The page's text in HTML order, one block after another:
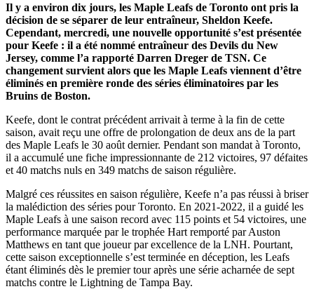
Il y a environ dix jours, les Maple Leafs de Toronto ont pris la
décision de se séparer de leur entraîneur, Sheldon Keefe.
Cependant, mercredi, une nouvelle opportunité s’est présentée
pour Keefe : il a été nommé entraîneur des Devils du New
Jersey, comme l’a rapporté Darren Dreger de TSN. Ce
changement survient alors que les Maple Leafs viennent d’être
éliminés en première ronde des séries éliminatoires par les
Bruins de Boston.
Keefe, dont le contrat précédent arrivait à terme à la fin de cette
saison, avait reçu une offre de prolongation de deux ans de la part
des Maple Leafs le 30 août dernier. Pendant son mandat à Toronto,
il a accumulé une fiche impressionnante de 212 victoires, 97 défaites
et 40 matchs nuls en 349 matchs de saison régulière.
Malgré ces réussites en saison régulière, Keefe n’a pas réussi à briser
la malédiction des séries pour Toronto. En 2021-2022, il a guidé les
Maple Leafs à une saison record avec 115 points et 54 victoires, une
performance marquée par le trophée Hart remporté par Auston
Matthews en tant que joueur par excellence de la LNH. Pourtant,
cette saison exceptionnelle s’est terminée en déception, les Leafs
étant éliminés dès le premier tour après une série acharnée de sept
matchs contre le Lightning de Tampa Bay.